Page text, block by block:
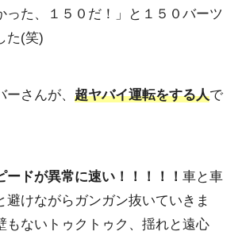
た、１５０だ！」
と１５０バーツ
た(笑)
さんが、 超ヤバイ運転をする人で
ードが異常に速い！！！！！ 車と車
避けながらガンガン抜いていきま
ないトゥクトゥク、 揺れと遠心